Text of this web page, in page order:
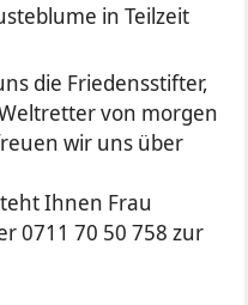
in Teilzeit
die Friedensstifter,
von morgen
wir uns über
Ihnen Frau
0711 70 50 758 zur